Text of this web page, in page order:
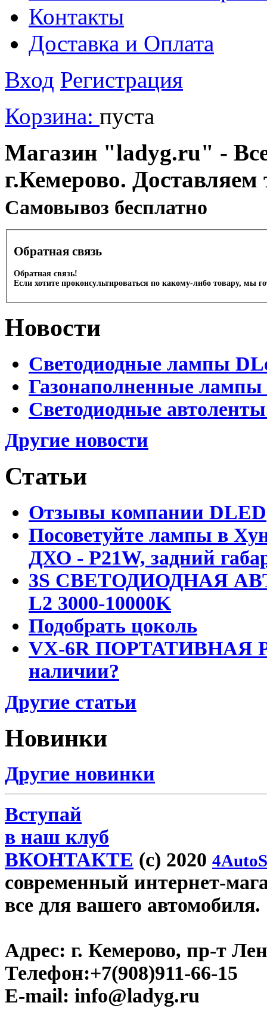
Контакты
Доставка и Оплата
Вход Регистрация
Корзина: пуста
Магазин "ladyg.ru" -
г.Кемерово.
Cамовывоз бесплатно
Обратная связь
Обратная связь!
Если хотите проконсультироваться по какому-либо товару, мы
Новости
Светодиодные лампы
Газонаполненные
Светодиодные
Другие новости
Статьи
Отзывы компании DLED
Посоветуйте лампы в
ДХО - P21W, задний
3S СВЕТОДИОДНАЯ
L2 3000-10000K
Подобрать цоколь
VX-6R ПОРТАТИВНАЯ
наличии?
Другие статьи
Новинки
Другие новинки
Вступай
в наш клуб
ВКОНТАКТЕ (c) 2020
современный интернет-
все для вашего автомобиля.
Адрес: г. Кемерово, пр-т
Телефон:+7(908)911-66-15
E-mail: info@ladyg.ru